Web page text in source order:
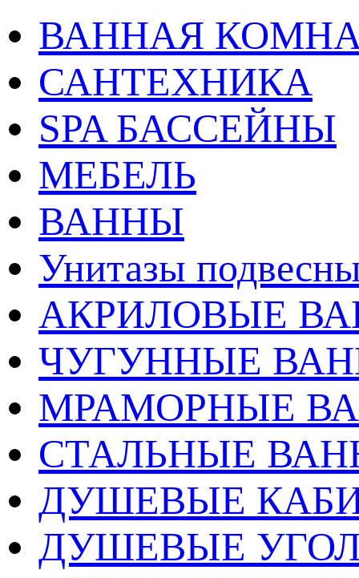
ВАННАЯ
САНТЕХНИКА
SPA БАССЕЙНЫ
МЕБЕЛЬ
ВАННЫ
Унитазы
АКРИЛОВЫЕ
ЧУГУННЫЕ
МРАМОРНЫЕ
СТАЛЬНЫЕ
ДУШЕВЫЕ
ДУШЕВЫЕ